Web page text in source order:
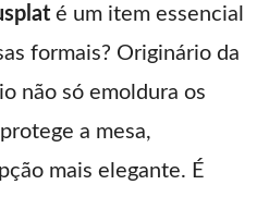
é um item essencial
formais? Originário da
não só emoldura os
a mesa,
mais elegante. É